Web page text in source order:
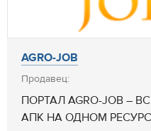
AGRO-JOB
Продавец:
ПОРТАЛ AGRO-JOB –
АПК НА ОДНОМ